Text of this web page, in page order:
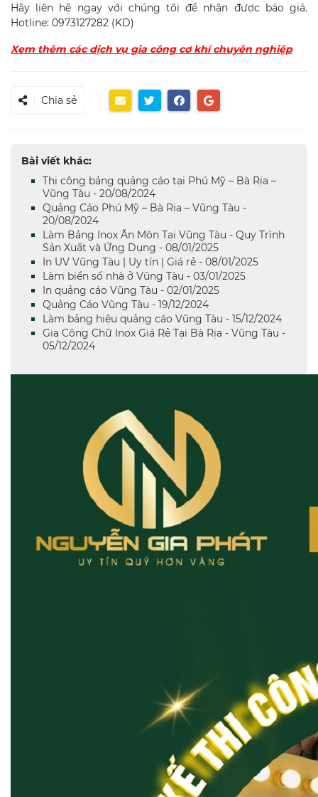
Hãy liên hệ ngay với chúng tôi để nhận được báo giá.
Hotline: 0973127282 (KD)
Xem thêm các dịch vụ gia công cơ khí chuyên nghiệp
Chia sẻ
Bài viết khác:
Thi công bảng quảng cáo tại Phú Mỹ – Bà Rịa –
Vũng Tàu - 20/08/2024
Quảng Cáo Phú Mỹ – Bà Rịa – Vũng Tàu -
20/08/2024
Làm Bảng Inox Ăn Mòn Tại Vũng Tàu - Quy Trình
Sản Xuất và Ứng Dụng - 08/01/2025
In UV Vũng Tàu | Uy tín | Giá rẻ - 08/01/2025
Làm biển số nhà ở Vũng Tàu - 03/01/2025
In quảng cáo Vũng Tàu - 02/01/2025
Quảng Cáo Vũng Tàu - 19/12/2024
Làm bảng hiệu quảng cáo Vũng Tàu - 15/12/2024
Gia Công Chữ Inox Giá Rẻ Tại Bà Rịa - Vũng Tàu -
05/12/2024